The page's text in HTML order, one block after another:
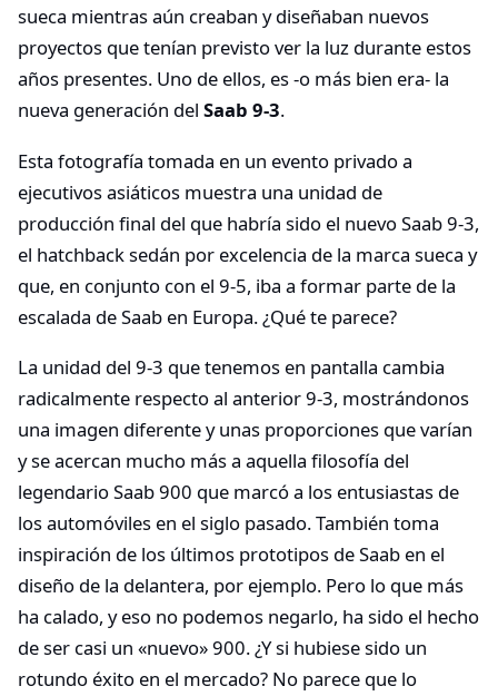
sueca mientras aún creaban y diseñaban nuevos
proyectos que tenían previsto ver la luz durante estos
años presentes. Uno de ellos, es -o más bien era- la
nueva generación del Saab 9-3.
Esta fotografía tomada en un evento privado a
ejecutivos asiáticos muestra una unidad de
producción final del que habría sido el nuevo Saab 9-3,
el hatchback sedán por excelencia de la marca sueca y
que, en conjunto con el 9-5, iba a formar parte de la
escalada de Saab en Europa. ¿Qué te parece?
La unidad del 9-3 que tenemos en pantalla cambia
radicalmente respecto al anterior 9-3, mostrándonos
una imagen diferente y unas proporciones que varían
y se acercan mucho más a aquella filosofía del
legendario Saab 900 que marcó a los entusiastas de
los automóviles en el siglo pasado. También toma
inspiración de los últimos prototipos de Saab en el
diseño de la delantera, por ejemplo. Pero lo que más
ha calado, y eso no podemos negarlo, ha sido el hecho
de ser casi un «nuevo» 900. ¿Y si hubiese sido un
rotundo éxito en el mercado? No parece que lo